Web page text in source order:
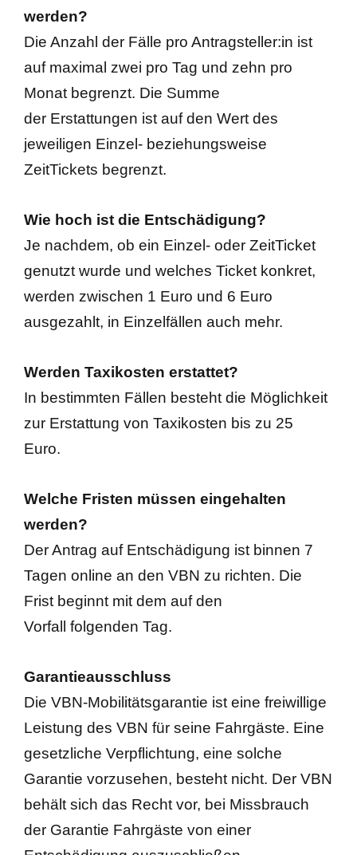
werden?
Die Anzahl der Fälle pro Antragsteller:in ist
auf maximal zwei pro Tag und zehn pro
Monat begrenzt. Die Summe
der Erstattungen ist auf den Wert des
jeweiligen Einzel- beziehungsweise
ZeitTickets begrenzt.
Wie hoch ist die Entschädigung?
Je nachdem, ob ein Einzel- oder ZeitTicket
genutzt wurde und welches Ticket konkret,
werden zwischen 1 Euro und 6 Euro
ausgezahlt, in Einzelfällen auch mehr.
Werden Taxikosten erstattet?
In bestimmten Fällen besteht die Möglichkeit
zur Erstattung von Taxikosten bis zu 25
Euro.
Welche Fristen müssen eingehalten
werden?
Der Antrag auf Entschädigung ist binnen 7
Tagen online an den VBN zu richten. Die
Frist beginnt mit dem auf den
Vorfall folgenden Tag.
Garantieausschluss
Die VBN-Mobilitätsgarantie ist eine freiwillige
Leistung des VBN für seine Fahrgäste. Eine
gesetzliche Verpflichtung, eine solche
Garantie vorzusehen, besteht nicht. Der VBN
behält sich das Recht vor, bei Missbrauch
der Garantie Fahrgäste von einer